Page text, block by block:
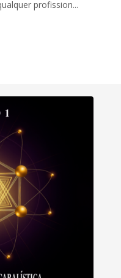
profission...